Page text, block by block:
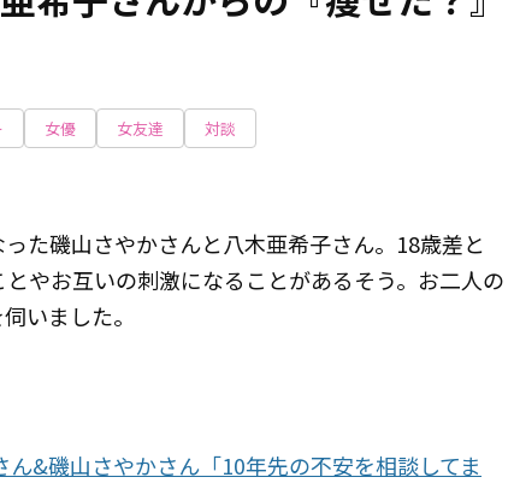
女優 女友達 対談
た磯山さやかさんと八木亜希子さん。18歳差と
やお互いの刺激になることがあるそう。お二人の
いました。
ん&磯山さやかさん「10年先の不安を相談してま